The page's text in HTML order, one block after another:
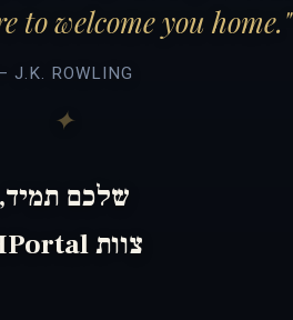
to welcome you home."
J.K. ROWLING
שלכם תמיד,
צוות HPortal